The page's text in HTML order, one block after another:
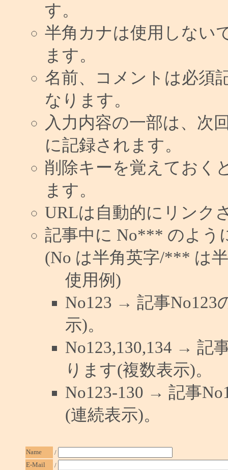
す。
半角カナは使用しない
ます。
名前、コメントは必須
なります。
入力内容の一部は、次
に記録されます。
削除キーを覚えておく
ます。
URLは自動的にリンク
記事中に No*** のよう
(No は半角英字/*** は
使用例)
No123 → 記事No123
示)。
No123,130,134 → 記
ります(複数表示)。
No123-130 → 記事
(連続表示)。
Name
/
E-Mail
/